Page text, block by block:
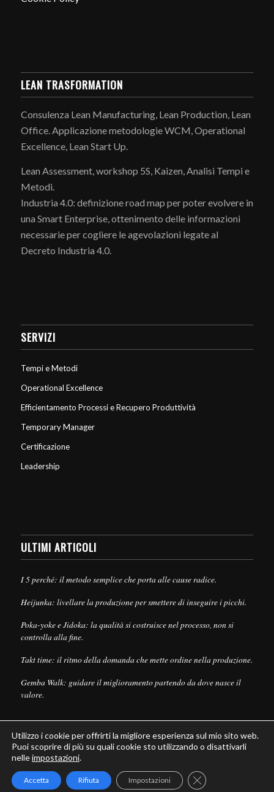
LEAN TRASFORMATION
Consulenza Lean Manufacturing, Lean Production, Lean
Office. Applicazione metodologie WCM, Operational
Excellence, Lean Start Up.
Lean Assessment, workshop 5S, Kaizen, Analisi Tempi e
Metodi.
Industria 4.0: definizione road map per poter evolvere in
una Smart Enterprise, ottenimento delle informazioni
necessarie per cogliere le agevolazioni legate al
Decreto Industria 4.0.
SERVIZI
Tempi e Metodi
Operational Excellence
Efficientamento Processi e Recupero Produttività
Temporary Manager
Certificazione
Leadership
ULTIMI ARTICOLI
I 5 perché: il metodo semplice che porta alle cause radice.
Heijunka: livellare la produzione per smettere di inseguire i picchi.
Poka-yoke e Jidoka: la qualità si costruisce nel processo, non si
controlla alla fine.
Takt time: il ritmo della domanda che mette ordine nella produzione.
Gemba Walk: guidare il miglioramento partendo da dove nasce il
valore.
© Copyright - Leanpull - Inbound Marketing byMaria Cristina Pizzato
Utilizzo i cookie per offrirti la migliore esperienza sul mio sito web.
Puoi scoprire di più su quali cookie sto utilizzando o disattivarli
nelleimpostazioni.
Accetta Rifiuta Impostazioni Close GDPR